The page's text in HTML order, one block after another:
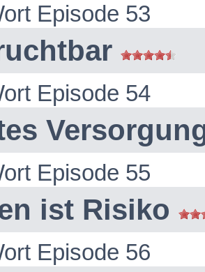
Episode 53
Episode 54
Episode 55
ist Risiko
Episode 56